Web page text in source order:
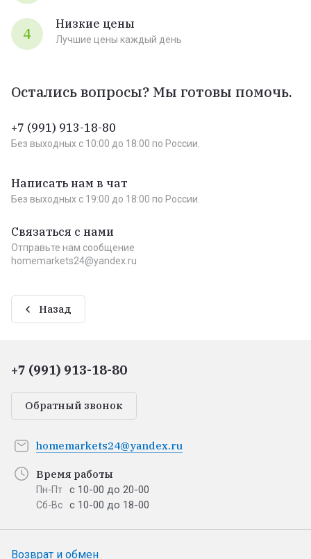
4
Низкие цены
Лучшие цены каждый день
Остались вопросы? Мы готовы помочь.
+7 (991) 913-18-80
Без выходных c 10:00 до 18:00 по России.
Написать нам в чат
Без выходных c 19:00 до 18:00 по России.
Связаться с нами
Отправьте нам сообщение
homemarkets24@yandex.ru
Назад
+7 (991) 913-18-80
Обратный звонок
homemarkets24@yandex.ru
Время работы
Пн-Пт с 10-00 до 20-00
Сб-Вс с 10-00 до 18-00
Возврат и обмен